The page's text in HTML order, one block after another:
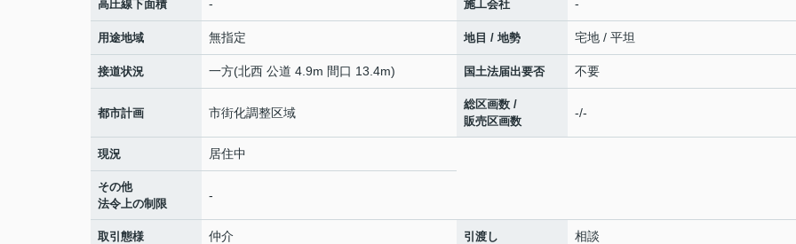
高圧線下面積 - 施工会社 -
用途地域 無指定 地目 / 地勢 宅地 / 平坦
接道状況 一方(北西 公道 4.9m 間口 13.4m) 国土法届出要否 不要
都市計画 市街化調整区域
総区画数 /
販売区画数
-/-
現況 居住中
その他
法令上の制限
-
取引態様 仲介 引渡し 相談